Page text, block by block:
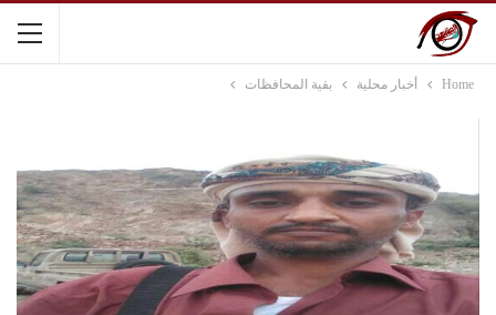
Home أخبار محلية بقية المحافظات